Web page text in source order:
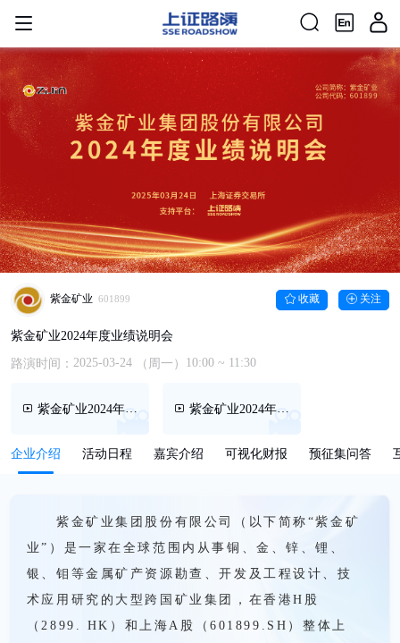
紫金矿业2024年度业绩说明会
路演时间： 2025-03-24 （周一） 10:00 ~ 11:30
紫金矿业 601899 收藏 关注
紫金矿业2024年度
紫金矿业2024年度
企业介绍
活动日程 嘉宾介绍 可视化财报 预征集问答
紫金矿业集团股份有限公司（以下简称“紫金矿
业”）是一家在全球范围内从事铜、金、锌、锂、
银、钼等金属矿产资源勘查、开发及工程设计、技
术应用研究的大型跨国矿业集团，在香港H股
（2899. HK）和上海A股（601899.SH）整体上